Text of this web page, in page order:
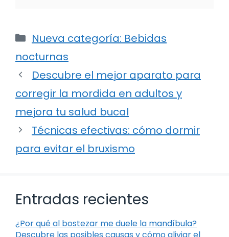
Categorías
Nueva categoría: Bebidas
nocturnas
Descubre el mejor aparato para
corregir la mordida en adultos y
mejora tu salud bucal
Técnicas efectivas: cómo dormir
para evitar el bruxismo
Entradas recientes
¿Por qué al bostezar me duele la mandíbula?
Descubre las posibles causas y cómo aliviar el